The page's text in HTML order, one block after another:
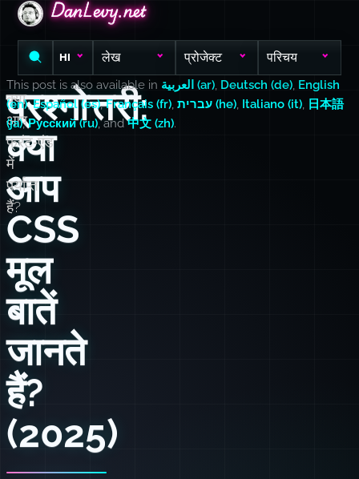
DanLevy.net
DanLevy.net
DanLevy.net
HI लेख प्रोजेक्ट परिचय
प्रश्नोत्तरी:
क्या
आप
CSS
मूल
बातें
जानते
हैं?
(2025)
क्या
आप
फ्रंट‑एंड
में
पर्याप्त
हैं?
This post is also available in العربية (ar), Deutsch (de), English
(en),Español (es),Français (fr), עברית (he), Italiano (it), 日本語
(ja),Русский (ru), and中文 (zh).